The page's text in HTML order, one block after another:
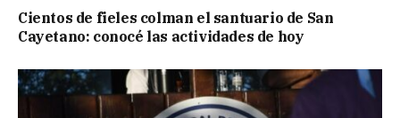
Cientos de fieles colman el santuario de San
Cayetano: conocé las actividades de hoy